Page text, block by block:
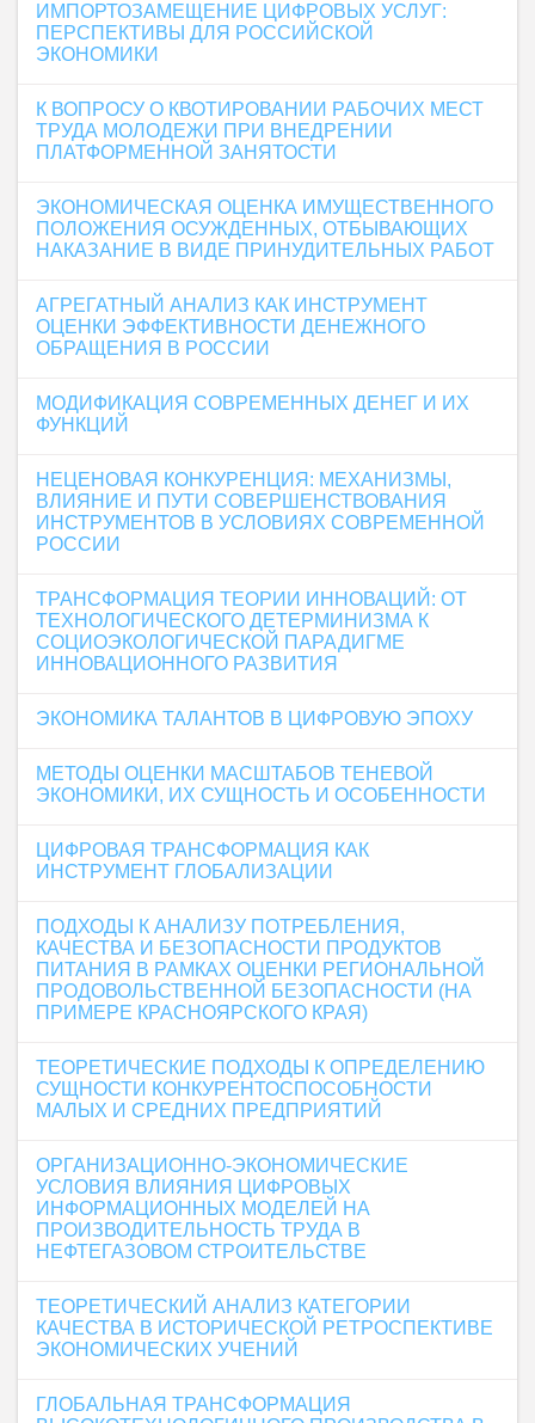
ИМПОРТОЗАМЕЩЕНИЕ ЦИФРОВЫХ УСЛУГ:
ПЕРСПЕКТИВЫ ДЛЯ РОССИЙСКОЙ
ЭКОНОМИКИ
К ВОПРОСУ О КВОТИРОВАНИИ РАБОЧИХ МЕСТ
ТРУДА МОЛОДЕЖИ ПРИ ВНЕДРЕНИИ
ПЛАТФОРМЕННОЙ ЗАНЯТОСТИ
ЭКОНОМИЧЕСКАЯ ОЦЕНКА ИМУЩЕСТВЕННОГО
ПОЛОЖЕНИЯ ОСУЖДЕННЫХ, ОТБЫВАЮЩИХ
НАКАЗАНИЕ В ВИДЕ ПРИНУДИТЕЛЬНЫХ РАБОТ
АГРЕГАТНЫЙ АНАЛИЗ КАК ИНСТРУМЕНТ
ОЦЕНКИ ЭФФЕКТИВНОСТИ ДЕНЕЖНОГО
ОБРАЩЕНИЯ В РОССИИ
МОДИФИКАЦИЯ СОВРЕМЕННЫХ ДЕНЕГ И ИХ
ФУНКЦИЙ
НЕЦЕНОВАЯ КОНКУРЕНЦИЯ: МЕХАНИЗМЫ,
ВЛИЯНИЕ И ПУТИ СОВЕРШЕНСТВОВАНИЯ
ИНСТРУМЕНТОВ В УСЛОВИЯХ СОВРЕМЕННОЙ
РОССИИ
ТРАНСФОРМАЦИЯ ТЕОРИИ ИННОВАЦИЙ: ОТ
ТЕХНОЛОГИЧЕСКОГО ДЕТЕРМИНИЗМА К
СОЦИОЭКОЛОГИЧЕСКОЙ ПАРАДИГМЕ
ИННОВАЦИОННОГО РАЗВИТИЯ
ЭКОНОМИКА ТАЛАНТОВ В ЦИФРОВУЮ ЭПОХУ
МЕТОДЫ ОЦЕНКИ МАСШТАБОВ ТЕНЕВОЙ
ЭКОНОМИКИ, ИХ СУЩНОСТЬ И ОСОБЕННОСТИ
ЦИФРОВАЯ ТРАНСФОРМАЦИЯ КАК
ИНСТРУМЕНТ ГЛОБАЛИЗАЦИИ
ПОДХОДЫ К АНАЛИЗУ ПОТРЕБЛЕНИЯ,
КАЧЕСТВА И БЕЗОПАСНОСТИ ПРОДУКТОВ
ПИТАНИЯ В РАМКАХ ОЦЕНКИ РЕГИОНАЛЬНОЙ
ПРОДОВОЛЬСТВЕННОЙ БЕЗОПАСНОСТИ (НА
ПРИМЕРЕ КРАСНОЯРСКОГО КРАЯ)
ТЕОРЕТИЧЕСКИЕ ПОДХОДЫ К ОПРЕДЕЛЕНИЮ
СУЩНОСТИ КОНКУРЕНТОСПОСОБНОСТИ
МАЛЫХ И СРЕДНИХ ПРЕДПРИЯТИЙ
ОРГАНИЗАЦИОННО-ЭКОНОМИЧЕСКИЕ
УСЛОВИЯ ВЛИЯНИЯ ЦИФРОВЫХ
ИНФОРМАЦИОННЫХ МОДЕЛЕЙ НА
ПРОИЗВОДИТЕЛЬНОСТЬ ТРУДА В
НЕФТЕГАЗОВОМ СТРОИТЕЛЬСТВЕ
ТЕОРЕТИЧЕСКИЙ АНАЛИЗ КАТЕГОРИИ
КАЧЕСТВА В ИСТОРИЧЕСКОЙ РЕТРОСПЕКТИВЕ
ЭКОНОМИЧЕСКИХ УЧЕНИЙ
ГЛОБАЛЬНАЯ ТРАНСФОРМАЦИЯ